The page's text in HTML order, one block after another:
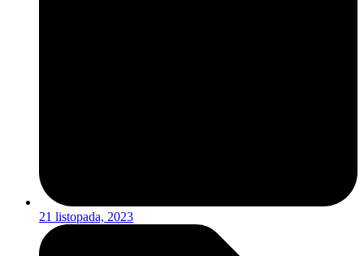
21 listopada, 2023